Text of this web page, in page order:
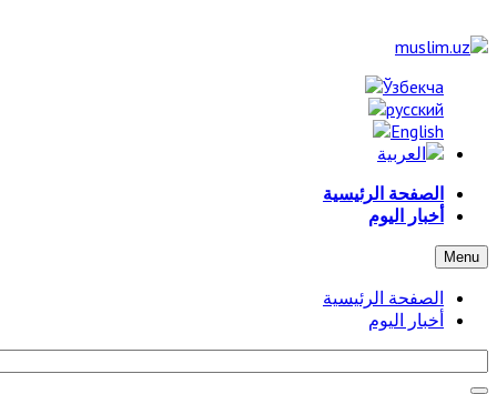
الصفحة الرئيسية
أخبار اليوم
Menu
الصفحة الرئيسية
أخبار اليوم